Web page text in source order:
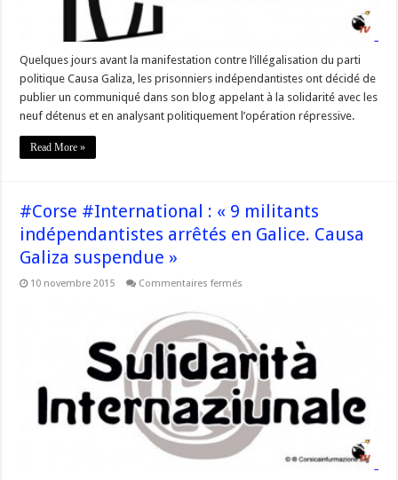
Quelques jours avant la manifestation contre l’illégalisation du parti
politique Causa Galiza, les prisonniers indépendantistes ont décidé de
publier un communiqué dans son blog appelant à la solidarité avec les
neuf détenus et en analysant politiquement l’opération répressive.
Read More »
#Corse #International : « 9 militants
indépendantistes arrêtés en Galice. Causa
Galiza suspendue »
10 novembre 2015 Commentaires fermés
« 9
militants
indépendantistes
arrêtés
en
Galice.
Causa
Galiza
suspendue »